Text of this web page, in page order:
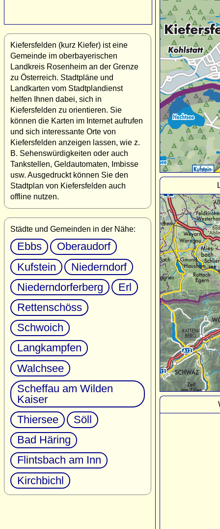
Kiefersfelden (kurz Kiefer) ist eine
Gemeinde im oberbayerischen
Landkreis Rosenheim an der Grenze
zu Österreich. Stadtpläne und
Landkarten vom Stadtplandienst
helfen Ihnen dabei, sich in
Kiefersfelden zu orientieren. Sie
können die Karten im Internet aufrufen
und sich interessante Orte von
Kiefersfelden anzeigen lassen, wie z.
B. Sehenswürdigkeiten oder auch
Tankstellen, Geldautomaten, Imbisse
usw. Ausgedruckt können Sie den
Stadtplan von Kiefersfelden auch
offline nutzen.
Städte und Gemeinden in der Nähe:
Ebbs
Oberaudorf
Kufstein
Niederndorf
Niederndorferberg
Erl
Rettenschöss
Schwoich
Langkampfen
Walchsee
Scheffau am Wilden
Kaiser
Thiersee
Söll
Bad Häring
Flintsbach am Inn
Kirchbichl